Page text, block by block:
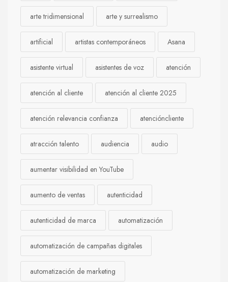
arte tridimensional arte y surrealismo
artificial artistas contemporáneos Asana
asistente virtual asistentes de voz atención
atención al cliente atención al cliente 2025
atención relevancia confianza atencióncliente
atracción talento audiencia audio
aumentar visibilidad en YouTube
aumento de ventas autenticidad
autenticidad de marca automatización
automatización de campañas digitales
automatización de marketing